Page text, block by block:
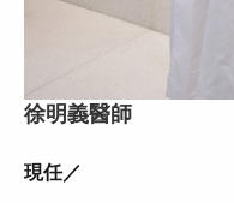
徐明義醫師
現任／